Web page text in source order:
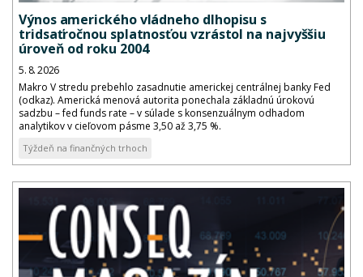
Výnos amerického vládneho dlhopisu s
tridsaťročnou splatnosťou vzrástol na najvyššiu
úroveň od roku 2004
5. 8. 2026
Makro V stredu prebehlo zasadnutie americkej centrálnej banky Fed
(odkaz). Americká menová autorita ponechala základnú úrokovú
sadzbu – fed funds rate – v súlade s konsenzuálnym odhadom
analytikov v cieľovom pásme 3,50 až 3,75 %.
Týždeň na finančných trhoch